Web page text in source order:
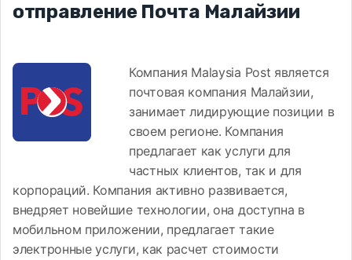
отправление Почта Малайзии
Компания Malaysia Post является
почтовая компания Малайзии,
занимает лидирующие позиции в
своем регионе. Компания
предлагает как услуги для
частных клиентов, так и для
корпораций. Компания активно развивается,
внедряет новейшие технологии, она доступна в
мобильном приложении, предлагает такие
электронные услуги, как расчет стоимости